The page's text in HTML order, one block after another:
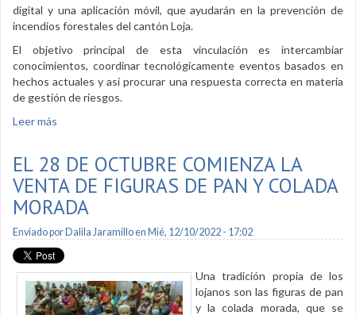
digital y una aplicación móvil, que ayudarán en la prevención de
incendios forestales del cantón Loja.
El objetivo principal de esta vinculación es intercambiar
conocimientos, coordinar tecnológicamente eventos basados en
hechos actuales y así procurar una respuesta correcta en materia
de gestión de riesgos.
Leer más
EL 28 DE OCTUBRE COMIENZA LA
VENTA DE FIGURAS DE PAN Y COLADA
MORADA
Enviado por Dalila Jaramilloen Mié, 12/10/2022 - 17:02
Una tradición propia de los
lojanos son las figuras de pan
y la colada morada, que se